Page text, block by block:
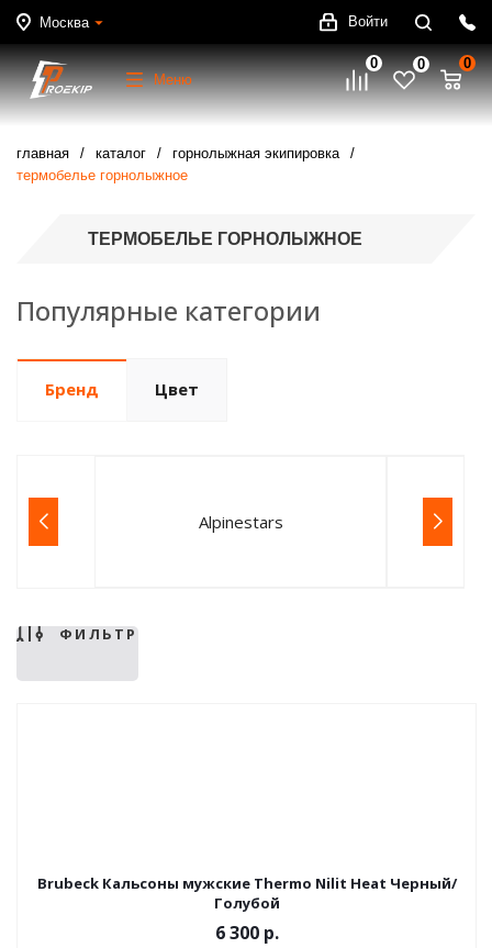
Москва Войти
Меню
0 0 0
главная каталог
горнолыжная экипировка
термобелье горнолыжное
ТЕРМОБЕЛЬЕ ГОРНОЛЫЖНОЕ
Популярные категории
Бренд Цвет
Alpinestars
ФИЛЬТР
Brubeck Кальсоны мужские Thermo Nilit Heat Черный/
Голубой
6 300 р.